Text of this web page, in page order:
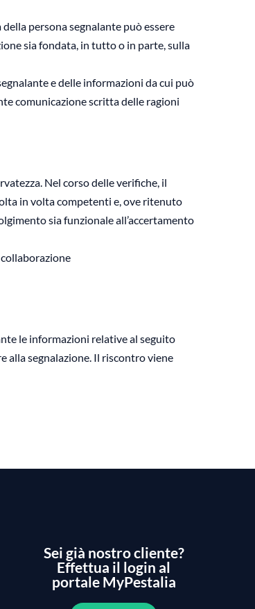
persona segnalante può essere
sia fondata, in tutto o in parte, sulla
e delle informazioni da cui può
comunicazione scritta delle ragioni
Nel corso delle verifiche, il
in volta competenti e, ove ritenuto
sia funzionale all’accertamento
le informazioni relative al seguito
alla segnalazione. Il riscontro viene
Sei già nostro cliente?
Effettua il login al
portale MyPestalia